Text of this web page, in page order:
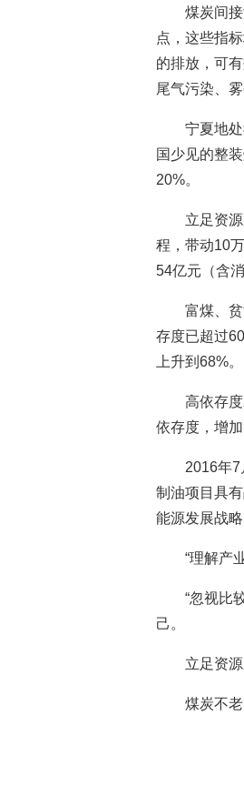
煤炭间
点，这些指
的排放，可
尾气污染、
宁夏地
国少见的整
20%。
立足资
程，带动10
54亿元（含
富煤、
存度已超过
上升到68%。
高依存
依存度，增
2016年
制油项目具
能源发展战
“理解产
“忽视比
己。
立足资
煤炭不老